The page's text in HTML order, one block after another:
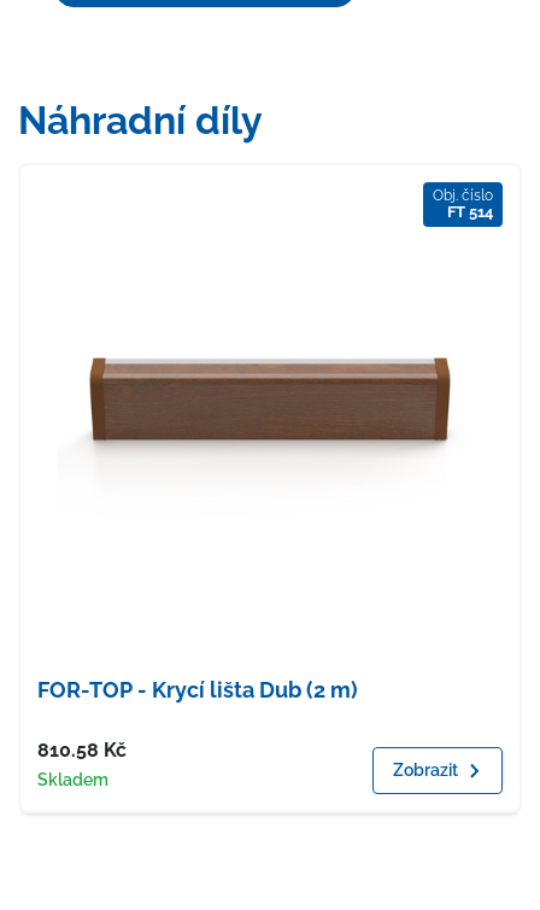
Náhradní díly
Obj. číslo
FT 514
FOR-TOP - Krycí lišta Dub (2 m)
Cena
810.58 Kč
Dostupnost
Skladem Zobrazit